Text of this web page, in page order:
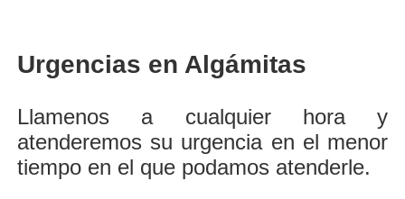
Urgencias en Algámitas
Llamenos a cualquier hora y
atenderemos su urgencia en el menor
tiempo en el que podamos atenderle.